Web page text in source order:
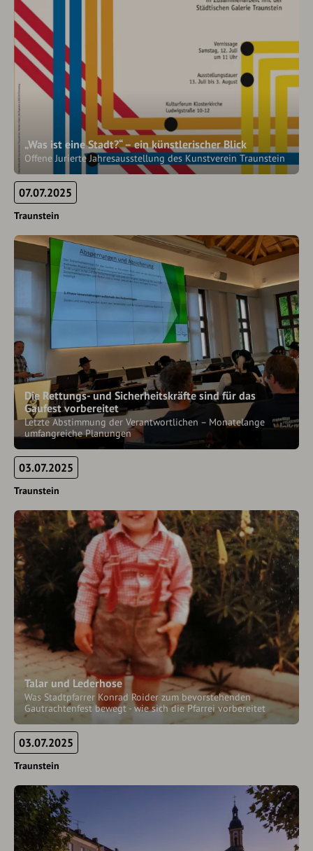
„Was ist eine Stadt?“ – ein künstlerischer Blick
Offene Jurierte Jahresausstellung des Kunstverein Traunstein
07.07.2025
Traunstein
Die Rettungs- und Sicherheitskräfte sind für das
Gaufest vorbereitet
Letzte Abstimmung der Verantwortlichen – Monatelange
umfangreiche Planungen
03.07.2025
Traunstein
Talar und Lederhose
Was Stadtpfarrer Konrad Roider zum bevorstehenden
Gautrachtenfest bewegt - wie sich die Pfarrei vorbereitet
03.07.2025
Traunstein